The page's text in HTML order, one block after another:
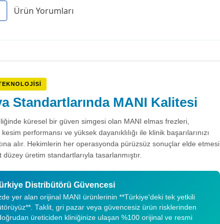
Ürün Yorumları
Standartlarında MANI Kalitesi
küresel bir güven simgesi olan MANI elmas frezleri,
performansı ve yüksek dayanıklılığı ile klinik başarılarınızı
alır. Hekimlerin her operasyonda pürüzsüz sonuçlar elde etmesi
düzey üretim standartlarıyla tasarlanmıştır.
Distribütörü Güvencesi
yer alan orijinal MANI ürünlerinin **Türkiye'deki tek yetkili
Taklit, gri pazar veya güvencesiz ürün risklerinden
üreticiden kliniğinize ulaşan %100 orijinal ve resmi